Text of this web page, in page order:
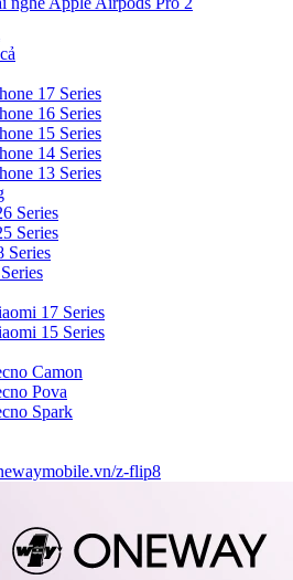
17 Series
16 Series
15 Series
14 Series
13 Series
Series
Series
Series
17 Series
15 Series
Camon
Pova
Spark
z-flip8